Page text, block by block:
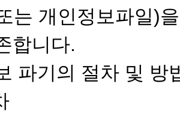
는 개인정보파일)
합니다.
파기의 절차 및 방